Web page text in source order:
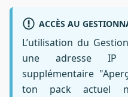
ACCÈS AU
L’utilisation du
une adresse IP
supplémentaire
ton pack actuel